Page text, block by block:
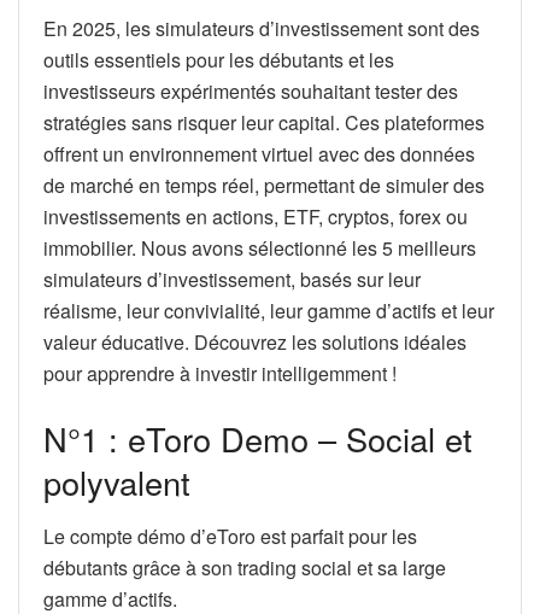
En 2025, les simulateurs d’investissement sont des
outils essentiels pour les débutants et les
investisseurs expérimentés souhaitant tester des
stratégies sans risquer leur capital. Ces plateformes
offrent un environnement virtuel avec des données
de marché en temps réel, permettant de simuler des
investissements en actions, ETF, cryptos, forex ou
immobilier. Nous avons sélectionné les 5 meilleurs
simulateurs d’investissement, basés sur leur
réalisme, leur convivialité, leur gamme d’actifs et leur
valeur éducative. Découvrez les solutions idéales
pour apprendre à investir intelligemment !
N°1 : eToro Demo – Social et
polyvalent
Le compte démo d’eToro est parfait pour les
débutants grâce à son trading social et sa large
gamme d’actifs.